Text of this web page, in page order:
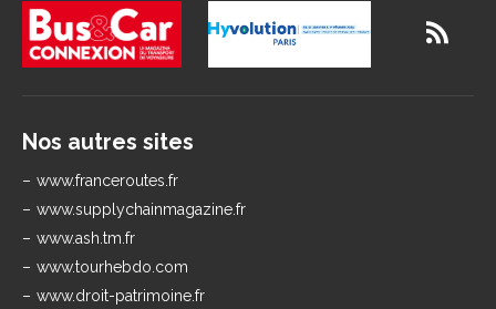
Nos autres sites
www.franceroutes.fr
www.supplychainmagazine.fr
www.ash.tm.fr
www.tourhebdo.com
www.droit-patrimoine.fr